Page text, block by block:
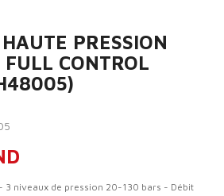
PRESSION
CONTROL
3 niveaux de pression 20-130 bars - Débit